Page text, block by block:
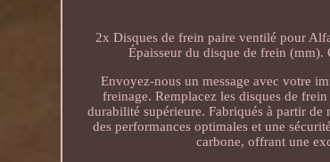
2x Disques de frein paire ventilé pour
Épaisseur du disque de frein (mm).
Envoyez-nous un message avec votre
freinage. Remplacez les disques de
durabilité supérieure. Fabriqués à partir de
des performances optimales et une
carbone, offrant une